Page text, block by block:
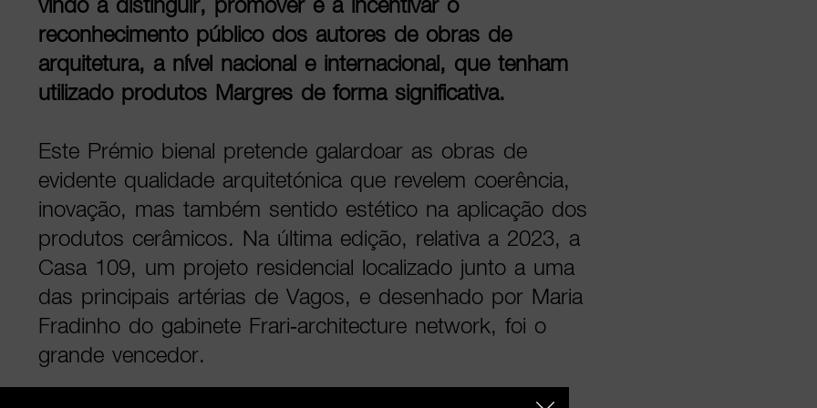
reconhecimento público dos autores de obras de
arquitetura, a nível nacional e internacional, que tenham
utilizado produtos Margres de forma significativa.
Este Prémio bienal pretende galardoar as obras de
evidente qualidade arquitetónica que revelem coerência,
inovação, mas também sentido estético na aplicação dos
produtos cerâmicos. Na última edição, relativa a 2023, a
Casa 109, um projeto residencial localizado junto a uma
das principais artérias de Vagos, e desenhado por Maria
Fradinho do gabinete Frari-architecture network, foi o
grande vencedor.